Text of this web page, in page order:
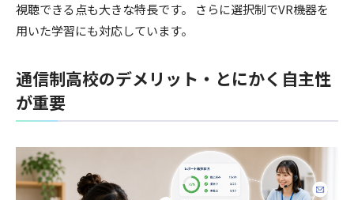
視聴できる点も大きな特長です。 さらに選択制でVR機器を
用いた学習にも対応しています。
通信制高校のデメリット・とにかく自主性
が重要